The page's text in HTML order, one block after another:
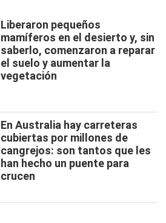
Liberaron pequeños
mamíferos en el desierto y, sin
saberlo, comenzaron a reparar
el suelo y aumentar la
vegetación
En Australia hay carreteras
cubiertas por millones de
cangrejos: son tantos que les
han hecho un puente para
crucen